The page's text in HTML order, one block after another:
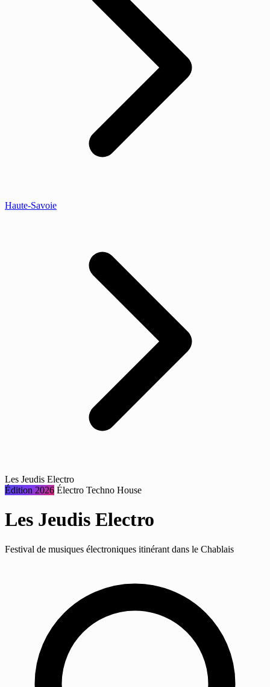
Haute-Savoie
Les Jeudis Electro
Édition 2026 Électro Techno House
Les Jeudis Electro
Festival de musiques électroniques itinérant dans le Chablais